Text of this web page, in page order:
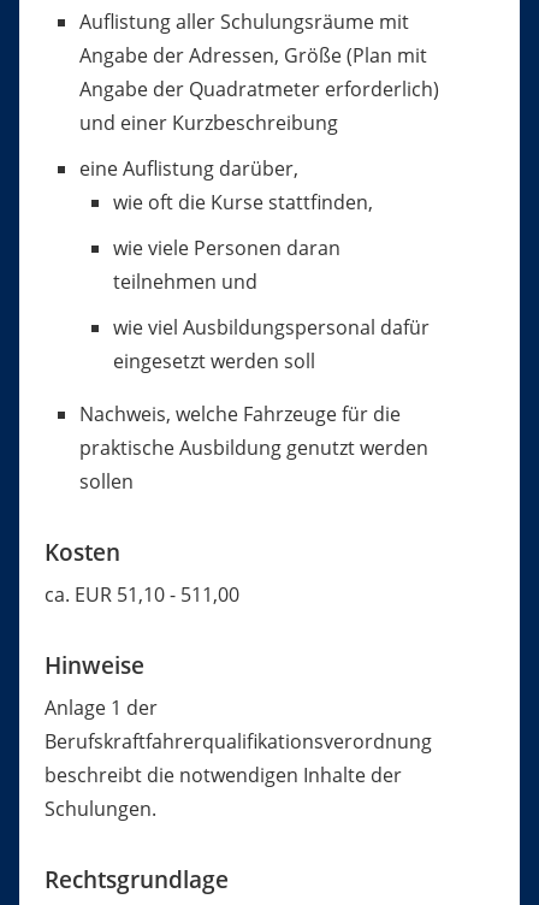
Auflistung aller Schulungsräume mit
Angabe der Adressen, Größe (Plan mit
Angabe der Quadratmeter erforderlich)
und einer Kurzbeschreibung
eine Auflistung darüber,
wie oft die Kurse stattfinden,
wie viele Personen daran
teilnehmen und
wie viel Ausbildungspersonal dafür
eingesetzt werden soll
Nachweis, welche Fahrzeuge für die
praktische Ausbildung genutzt werden
sollen
Kosten
ca. EUR 51,10 - 511,00
Hinweise
Anlage 1 der
Berufskraftfahrerqualifikationsverordnung
beschreibt die notwendigen Inhalte der
Schulungen.
Rechtsgrundlage